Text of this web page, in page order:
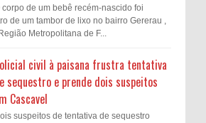
corpo de um bebê recém-nascido foi
de um tambor de lixo no bairro Gererau ,
Metropolitana de F...
civil à paisana frustra tentativa
sequestro e prende dois suspeitos
Cascavel
suspeitos de tentativa de sequestro